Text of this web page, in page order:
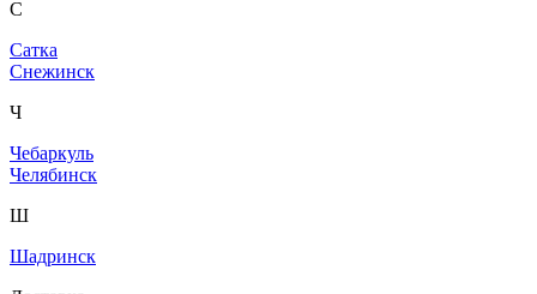
С
Сатка
Снежинск
Ч
Чебаркуль
Челябинск
Ш
Шадринск